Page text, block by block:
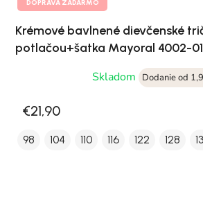
DOPRAVA ZADARMO
Krémové bavlnené dievčenské
potlačou+šatka Mayoral 4002-
Skladom
Dodanie od
€21,90
98 104 110 116 122 128